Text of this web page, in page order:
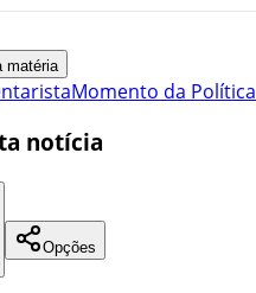
matéria
Momento da Política
notícia
Opções